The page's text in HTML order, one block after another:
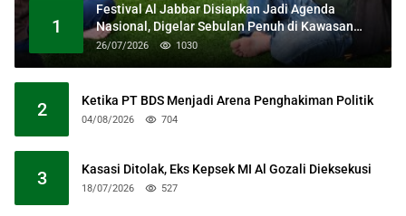
1
Festival Al Jabbar Disiapkan Jadi Agenda
Nasional, Digelar Sebulan Penuh di Kawasan
Masjid Raya Al Jabbar
26/07/2026 1030
2 Ketika PT BDS Menjadi Arena Penghakiman Politik
04/08/2026 704
3 Kasasi Ditolak, Eks Kepsek MI Al Gozali Dieksekusi
18/07/2026 527